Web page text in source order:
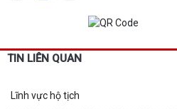
TIN LIÊN QUAN
Lĩnh vực hộ tịch